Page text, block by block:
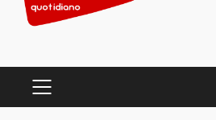
PRIMARY